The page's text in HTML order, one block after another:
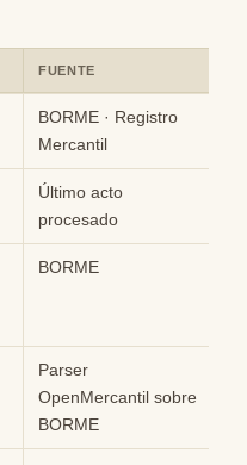
FUENTE
BORME · Registro
Mercantil
Último acto
procesado
BORME
Parser
OpenMercantil sobre
BORME